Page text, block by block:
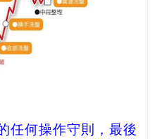
任何操作守則，最後